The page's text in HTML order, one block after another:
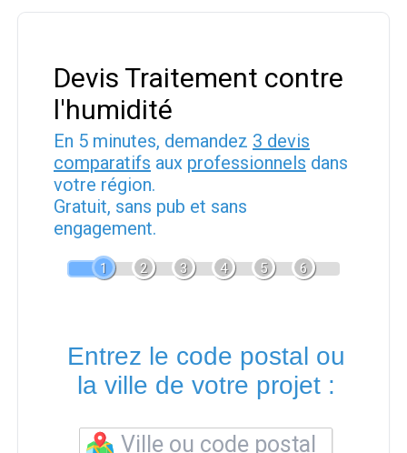
Devis Traitement contre
l'humidité
En 5 minutes, demandez 3 devis
comparatifs aux professionnels dans
votre région.
Gratuit, sans pub et sans
engagement.
1 2 3 4 5 6
Entrez le code postal ou
la ville de votre projet :